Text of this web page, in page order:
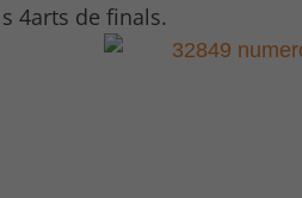
4arts de finals.